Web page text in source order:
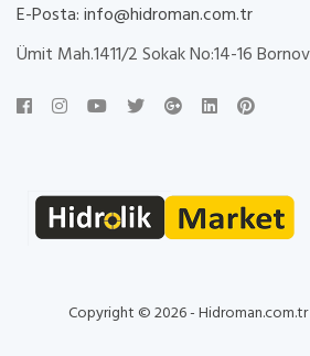
E-Posta:info@hidroman.com.tr
Ümit Mah.1411/2 Sokak No:14-16
Copyright © 2026 - Hidroman.com.tr